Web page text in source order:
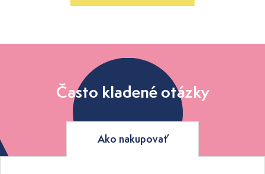
Často kladené otázky
Ako nakupovať